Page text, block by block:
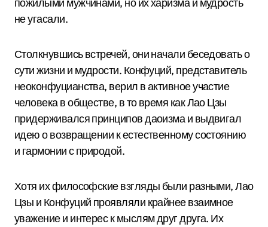
не угасали.
Столкнувшись встречей, они начали беседовать о
сути жизни и мудрости. Конфуций, представитель
неоконфуцианства, верил в активное участие
человека в обществе, в то время как Лао Цзы
придерживался принципов даоизма и выдвигал
идею о возвращении к естественному состоянию
и гармонии с природой.
Хотя их философские взгляды были разными, Лао
Цзы и Конфуций проявляли крайнее взаимное
уважение и интерес к мыслям друг друга. Их